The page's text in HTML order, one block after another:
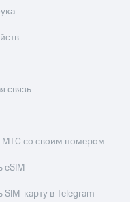
связь
МТС со своим номером
карту в Telegram